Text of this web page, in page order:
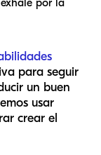
por la
para seguir
un buen
usar
crear el